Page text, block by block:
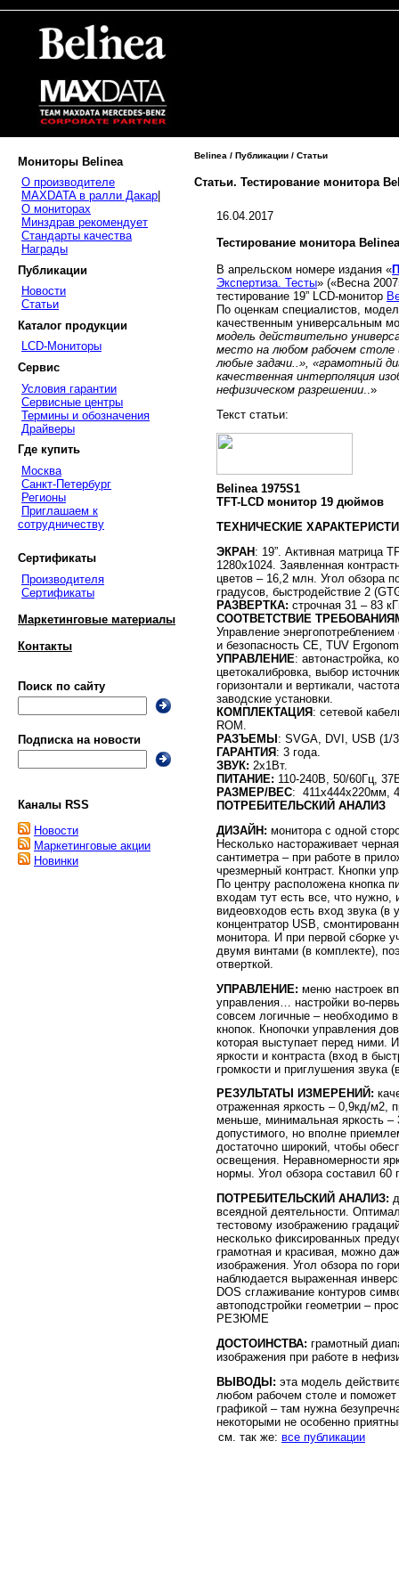
Мониторы Belinea
О производителе
MAXDATA в ралли Дакар
О мониторах
Минздрав рекомендует
Стандарты качества
Награды
Публикации
Новости
Статьи
Каталог продукции
LCD-Мониторы
Сервис
Условия гарантии
Сервисные центры
Термины и обозначения
Драйверы
Где купить
Москва
Санкт-Петербург
Регионы
Приглашаем к
сотрудничеству
Сертификаты
Производителя
Сертификаты
Маркетинговые материалы
Контакты
Поиск по сайту
Подписка на новости
Каналы RSS
Новости
Маркетинговые акции
Новинки
Belinea / Публикации / Статьи
Статьи. Тестирование монитора
16.04.2017
Тестирование монитора
В апрельском номере издания «
Экспертиза. Тесты» («Весна
тестирование 19” LCD-монитор
По оценкам специалистов,
качественным универсальным
модель действительно
место на любом рабочем
любые задачи..», «грамотный
качественная интерполяция
нефизическом разрешении..»
Текст статьи:
Belinea 1975S1
TFT-LCD монитор 19 дюймов
ТЕХНИЧЕСКИЕ
ЭКРАН : 19”. Активная матрица
1280х1024. Заявленная
цветов – 16,2 млн. Угол обзора
градусов, быстродействие 2
РАЗВЕРТКА: строчная 31 – 83
СООТВЕТСТВИЕ
Управление
и безопасность CE, TUV
УПРАВЛЕНИЕ: автонастройка,
цветокалибровка, выбор
горизонтали и вертикали,
заводские установки.
КОМПЛЕКТАЦИЯ : сетевой
ROM.
РАЗЪЕМЫ : SVGA, DVI, USB (1/
ГАРАНТИЯ : 3 года.
ЗВУК: 2х1Вт.
ПИТАНИЕ: 110-240В, 50/60Гц,
РАЗМЕР/ВЕС: 411х444х220мм,
ПОТРЕБИТЕЛЬСКИЙ АНАЛИЗ
ДИЗАЙН: монитора с одной
Несколько настораживает
сантиметра – при работе в
чрезмерный контраст. Кнопки
По центру расположена кнопка
входам тут есть все, что
видеовходов есть вход звука
концентратор USB,
монитора. И при первой сборке
двумя винтами (в комплекте),
отверткой.
УПРАВЛЕНИЕ: меню настроек
управления… настройки во-
совсем логичные – необходимо
кнопок. Кнопочки управления
которая выступает перед ними.
яркости и контраста (вход в
громкости и приглушения звука
РЕЗУЛЬТАТЫ ИЗМЕРЕНИЙ:
отраженная яркость – 0,9кд/м2,
меньше, минимальная яркость –
допустимого, но вполне
достаточно широкий, чтобы
освещения. Неравномерности
нормы. Угол обзора составил 60
ПОТРЕБИТЕЛЬСКИЙ АНАЛИЗ:
всеядной деятельности.
тестовому изображению
несколько фиксированных
грамотная и красивая, можно
изображения. Угол обзора по
наблюдается выраженная
DOS сглаживание контуров
автоподстройки геометрии –
РЕЗЮМЕ
ДОСТОИНСТВА: грамотный
изображения при работе в
ВЫВОДЫ: эта модель
любом рабочем столе и
графикой – там нужна
некоторыми не особенно
см. так же: все публикации